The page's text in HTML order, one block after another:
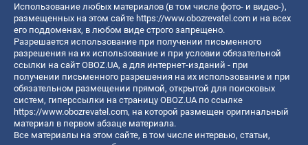
Использование любых материалов (в том числе фото- и видео-),
размещенных на этом сайте https://www.obozrevatel.com и на всех
его поддоменах, в любом виде строго запрещено.
Разрешается использование при получении письменного
разрешения на их использование и при условии обязательной
ссылки на сайт OBOZ.UA, а для интернет-изданий - при
получении письменного разрешения на их использование и при
обязательном размещении прямой, открытой для поисковых
систем, гиперссылки на страницу OBOZ.UA по ссылке
https://www.obozrevatel.com, на которой размещен оригинальный
материал в первом абзаце материала.
Все материалы на этом сайте, в том числе интервью, статьи,